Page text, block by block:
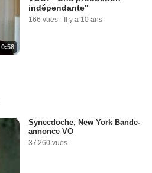
0:58
indépendante"
166 vues - Il y a 10 ans
Synecdoche, New York Bande-
annonce VO
37 260 vues